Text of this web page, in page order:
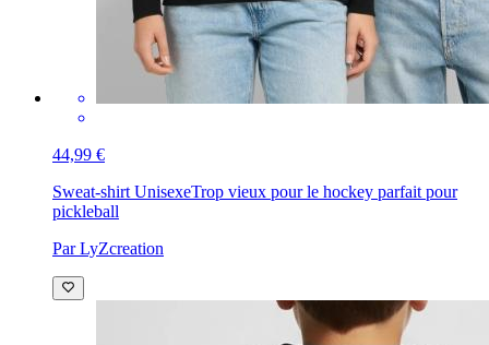
44,99 €
Sweat-shirt UnisexeTrop vieux pour le hockey parfait pour
pickleball
Par LyZcreation